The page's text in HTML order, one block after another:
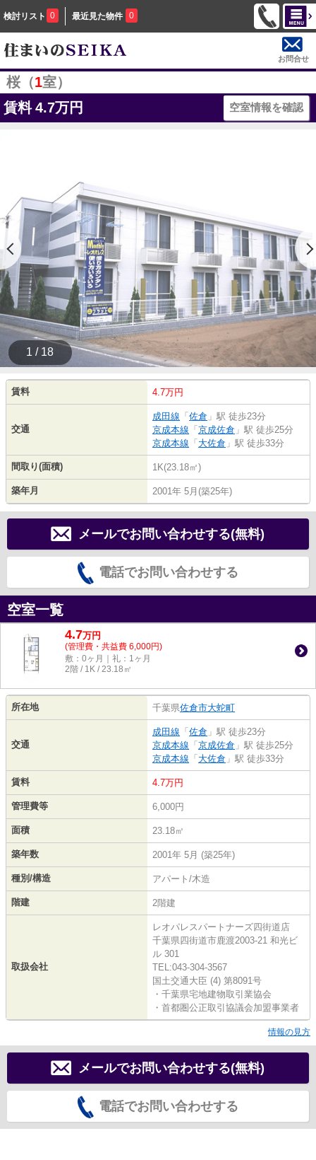
検討リスト 0 最近見た物件 0
お問合せ
桜（1室）
賃料 4.7万円 空室情報を確認
1 / 18
賃料 4.7万円
交通
成田線 「 佐倉 」駅 徒歩23分
京成本線 「 京成佐倉 」駅 徒歩25分
京成本線 「 大佐倉 」駅 徒歩33分
間取り(面積) 1K(23.18㎡)
築年月 2001年 5月(築25年)
メールでお問い合わせする(無料)
電話でお問い合わせする
空室一覧
4.7万円
(管理費・共益費 6,000円)
敷：0ヶ月｜礼：1ヶ月
2階 / 1K / 23.18㎡
所在地 千葉県佐倉市大蛇町
交通
成田線 「 佐倉 」駅 徒歩23分
京成本線 「 京成佐倉 」駅 徒歩25分
京成本線 「 大佐倉 」駅 徒歩33分
賃料 4.7万円
管理費等 6,000円
面積 23.18㎡
築年数 2001年 5月 (築25年)
種別/構造 アパート/木造
階建 2階建
取扱会社
レオパレスパートナーズ四街道店
千葉県四街道市鹿渡2003-21 和光ビ
ル 301
TEL:043-304-3567
国土交通大臣 (4) 第8091号
・千葉県宅地建物取引業協会
・首都圏公正取引協議会加盟事業者
情報の見方
メールでお問い合わせする(無料)
電話でお問い合わせする